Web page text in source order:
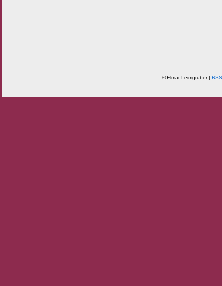
© Elmar Leimgruber |